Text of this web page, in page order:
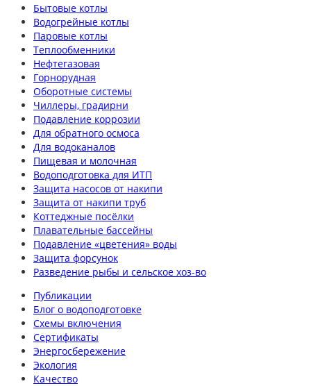
Бытовые котлы
Водогрейные котлы
Паровые котлы
Теплообменники
Нефтегазовая
Горнорудная
Оборотные системы
Чиллеры, градирни
Подавление коррозии
Для обратного осмоса
Для водоканалов
Пищевая и молочная
Водоподготовка для ИТП
Защита насосов от накипи
Защита от накипи труб
Коттеджные посёлки
Плавательные бассейны
Подавление «цветения» воды
Защита форсунок
Разведение рыбы и сельское хоз-во
Публикации
Блог о водоподготовке
Схемы включения
Сертификаты
Энергосбережение
Экология
Качество